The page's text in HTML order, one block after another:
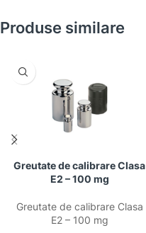
Produse similare
Greutate de calibrare Clasa
E2 – 100 mg
Greutate de calibrare Clasa
E2 – 100 mg